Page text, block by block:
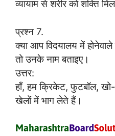
व्यायाम से शरीर को शक्ति
प्रश्न 7.
क्या आप विदयालय में
तो उनके नाम बताइए।
उत्तर:
हाँ, हम क्रिकेट, फुटबॉल, खो-
खेलों में भाग लेते हैं।